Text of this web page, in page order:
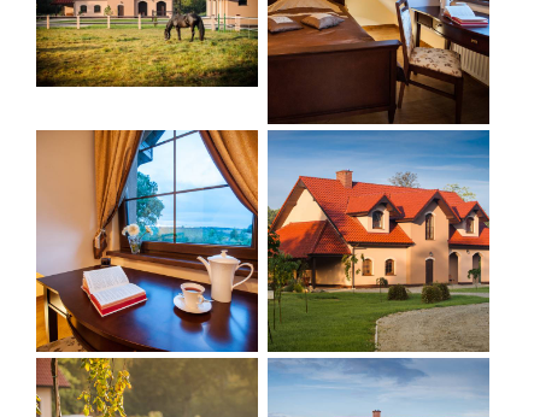
- dostępne narzędzia do prostych napraw
- dostęp do aneksu kuchennego
- pełnowartościowe śniadania dla rowerzystów
- oferta lunch pakietów
- odpłatne wypożyczanie rowerów
- informacja o wycieczkach
- organizacja wycieczek
- transport bagażu i rowerów